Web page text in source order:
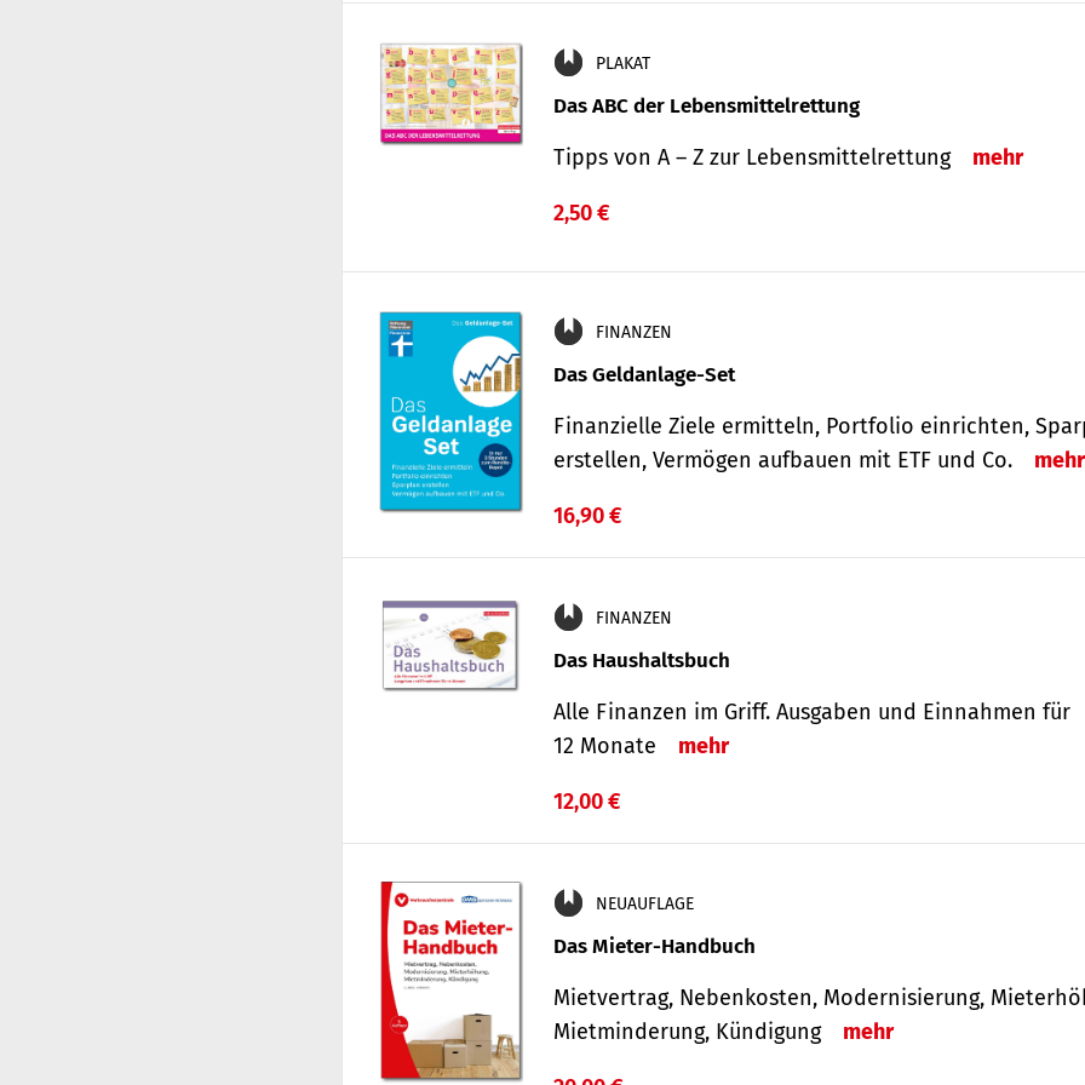
PLAKAT
Das ABC der Lebensmittelrettung
Tipps von A – Z zur Lebensmittelrettung mehr
2,50 €
FINANZEN
Das Geldanlage-Set
Finanzielle Ziele ermitteln, Portfolio einrichten,
erstellen, Vermögen aufbauen mit ETF und Co.
mehr
16,90 €
FINANZEN
Das Haushaltsbuch
Alle Finanzen im Griff. Aus­gaben und Ein­nahmen für
12 Monate
mehr
12,00 €
NEUAUFLAGE
Das Mieter-Handbuch
Mietvertrag, Nebenkosten, Modernisierung,
Mietminderung, Kündigung
mehr